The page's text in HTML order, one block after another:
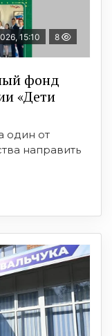
15:10 8
фонд
«Дети
один от
направить